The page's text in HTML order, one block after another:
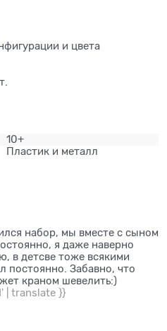
и цвета
10+
Пластик и металл
набор, мы вместе с сыном
я даже наверно
в детсве тоже всякими
постоянно. Забавно, что
краном шевелить:)
| translate }}